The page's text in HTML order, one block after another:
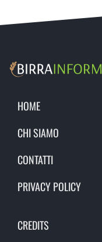
HOME
CHI SIAMO
CONTATTI
PRIVACY POLICY
CREDITS